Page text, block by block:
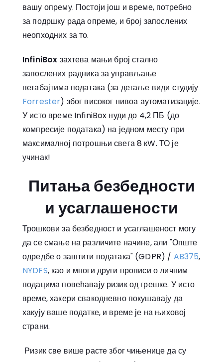
вашу опрему. Постоји још и време, потребно
за подршку рада опреме, и број запослених
неопходних за то.
InfiniBox захтева мањи број стално
запослених радника за управљање
петабајтима података (за детаље види студију
Forrester) због високог нивоа аутоматизације.
У исто време InfiniBox нуди до 4,2 ПБ (до
компресије података) на једном месту при
максималној потрошњи свега 8 кW. ТО је
учинак!
Питања безбедности
и усаглашености
Трошкови за безбедност и усаглашеност могу
да се смање на различите начине, али "Опште
одредбе о заштити података" (GDPR) / AB375,
NYDFS, као и многи други прописи о личним
подацима повећавају ризик од грешке. У исто
време, хакери свакодневно покушавају да
хакују ваше податке, и време је на њиховој
страни.
Ризик све више расте због чињенице да су